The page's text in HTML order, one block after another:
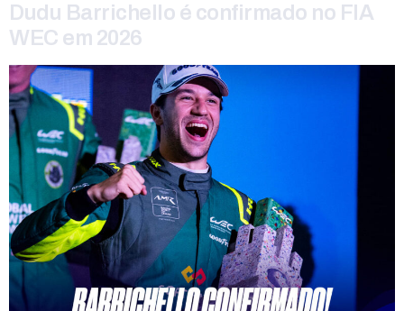
Dudu Barrichello é confirmado no FIA
WEC em 2026